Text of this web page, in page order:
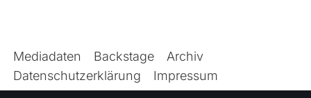
Mediadaten Backstage
Archiv
Datenschutzerklärung
Impressum